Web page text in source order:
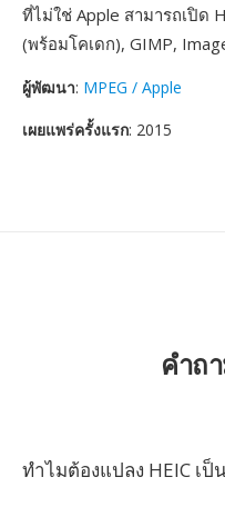
ที่ไม่ใช่ Apple สามารถเปิด
(พร้อมโคเดก), GIMP,
ผู้พัฒนา: MPEG / Apple
เผยแพร่ครั้งแรก: 2015
คำถ
ทำไมต้องแปลง HEIC เป็